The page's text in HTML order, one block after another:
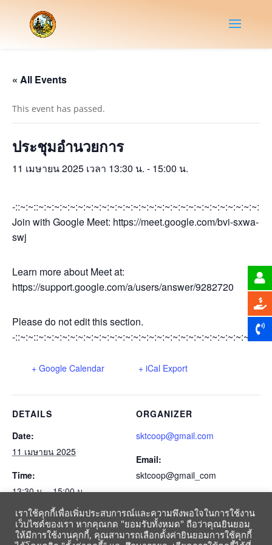
« All Events
This event has passed.
ประชุมอำนวยการ
11 เมษายน 2025 เวลา 13:30 น. - 15:00 น.
-
Join with Google Meet: https://meet.google.com/bvi-sxwa-
swj
Learn more about Meet at:
https://support.google.com/a/users/answer/9282720
Please do not edit this section.
-
+ Google Calendar + iCal Export
DETAILS
Date:
11 เมษายน 2025
Time:
13:30 น. - 15:00 น.
Event Category:
ปฏิทินสหกรณ์-gmail-2564
ORGANIZER
sktcoop@gmail.com
Email:
sktcoop@gmail_com
เราใช้คุกกี้เพื่อเพิ่มประสบการณ์และความพึงพอใจในการใช้งาน
เว็บไซต์ของเรา หากคุณกด "ยอมรับทั้งหมด" ถือว่าคุณยินยอม
ให้มีการใช้งานคุกกี้, คุณสามารถเลือกตั้งค่ายินยอมการใช้คุกกี้